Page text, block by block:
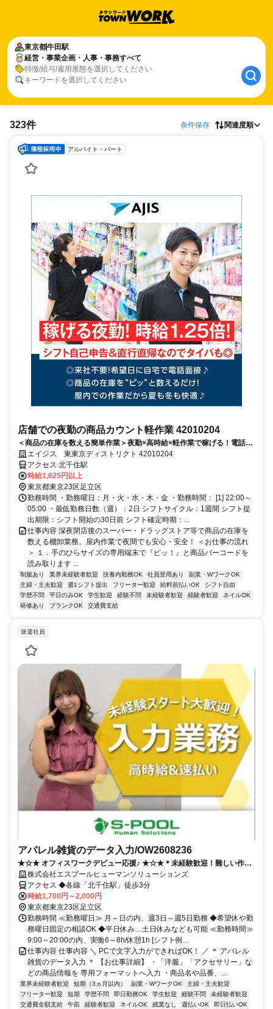
東京都牛田駅
経営・事業企画・人事・事務すべて
特徴/給与/雇用形態を選択してください
キーワードを選択してください
323件 条件保存 関連度順
アルバイト・パート
店舗での夜勤の商品カウント軽作業 42010204
＜商品の在庫を数える簡単作業＞夜勤×高時給×軽作業で稼げる！電話面
接で来社＆履歴書不要！
エイジス 東東京ディストリクト 42010204
アクセス 北千住駅
時給1,625円以上
東京都東京23区足立区
勤務時間 ・勤務曜日：月・火・水・木・金 ・勤務時間： [1] 22:00～
05:00 ・最低勤務日数（週）：2日 シフトサイクル：1週間 シフト提
出期限：シフト開始の30日前 シフト確定時期：...
仕事内容 深夜閉店後のスーパー・ドラッグストア等で商品の在庫を
数える棚卸業務。屋内作業で夜間でも安心・安全！ ＜お仕事の流れ
＞ １．手のひらサイズの専用端末で『ピッ！』と商品バーコードを
読み取ります ...
制服あり 業界未経験者歓迎 扶養内勤務OK 社員登用あり
副業・WワークOK
主婦・主夫歓迎
週1シフト提出 フリーター歓迎 給料前払いOK
シフト自由
学歴不問
平日のみOK 学生歓迎 経験不問 未経験者歓迎 経験者歓迎
ネイルOK
研修あり
ブランクOK 交通費支給
派遣社員
アパレル雑貨のデータ入力/OW2608236
★☆★ オフィスワークデビュー応援♪ ★☆★＊未経験歓迎！難しい作業
なし◎ 残業なし・週3日～OK！髪色自由・ネイル・ピアス・ひげOK＆
服装自由で私服勤務OK♪
株式会社エスプールヒューマンソリューションズ
アクセス ◆各線「北千住駅」徒歩3分
時給1,700円～2,000円
東京都東京23区足立区
勤務時間 ≪勤務曜日≫ 月～日の内、週3日～週5日勤務 ◆希望休や勤
務曜日固定の相談OK ◆平日休み…土日休みなども可能 ≪勤務時間≫
9:00～20:00の内、実働6～8h/休憩1h [シフト例...
仕事内容 仕事内容 ＼ PCで文字入力ができればOK！ ／ ＊ アパレル
雑貨のデータ入力 ＊ 【お仕事詳細】 ・「洋服」「アクセサリー」な
どの商品情報を 専用フォーマットへ入力 ・商品名や品番、...
業界未経験者歓迎 短期（3ヵ月以内） 副業・WワークOK
主婦・主夫歓迎
フリーター歓迎
短期 学歴不問 即日勤務OK 学生歓迎 経験不問
未経験者歓迎
交通費全額支給
午前 経験者歓迎 ネイルOK 残業なし 週払いOK
即日払いOK